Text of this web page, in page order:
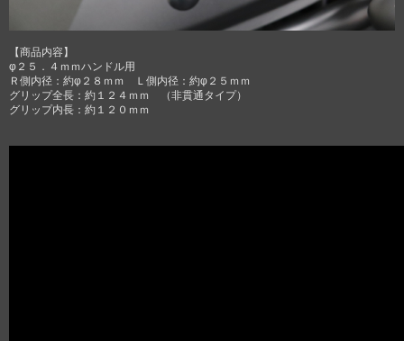
【商品内容】
φ２５．４ｍｍハンドル用
Ｒ側内径：約φ２８ｍｍ Ｌ側内径：約φ２５ｍｍ
グリップ全長：約１２４ｍｍ （非貫通タイプ）
グリップ内長：約１２０ｍｍ